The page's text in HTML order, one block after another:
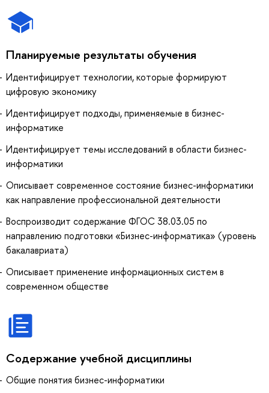
Планируемые результаты обучения
Идентифицирует технологии, которые формируют
цифровую экономику
Идентифицирует подходы, применяемые в бизнес-
информатике
Идентифицирует темы исследований в области бизнес-
информатики
Описывает современное состояние бизнес-информатики
как направление профессиональной деятельности
Воспроизводит содержание ФГОС 38.03.05 по
направлению подготовки «Бизнес-информатика» (уровень
бакалавриата)
Описывает применение информационных систем в
современном обществе
Содержание учебной дисциплины
Общие понятия бизнес-информатики